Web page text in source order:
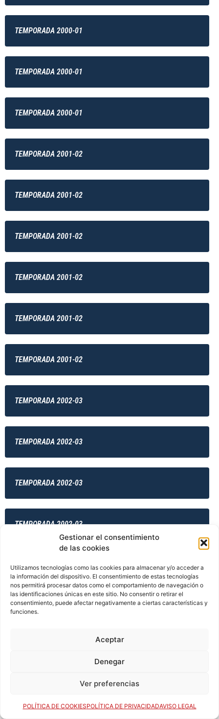
Gestionar el consentimiento
de las cookies
Utilizamos tecnologías como las cookies para almacenar y/o acceder a
la información del dispositivo. El consentimiento de estas tecnologías
nos permitirá procesar datos como el comportamiento de navegación o
las identificaciones únicas en este sitio. No consentir o retirar el
consentimiento, puede afectar negativamente a ciertas características y
funciones.
Aceptar
Denegar
Ver preferencias
POLÍTICA DE COOKIESPOLÍTICA DE PRIVACIDADAVISO LEGAL
TEMPORADA 2000-01
TEMPORADA 2000-01
TEMPORADA 2000-01
TEMPORADA 2001-02
TEMPORADA 2001-02
TEMPORADA 2001-02
TEMPORADA 2001-02
TEMPORADA 2001-02
TEMPORADA 2001-02
TEMPORADA 2002-03
TEMPORADA 2002-03
TEMPORADA 2002-03
TEMPORADA 2002-03
TEMPORADA 2003-04
TEMPORADA 2003-04
TEMPORADA 2003-04